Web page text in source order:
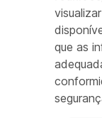
que as